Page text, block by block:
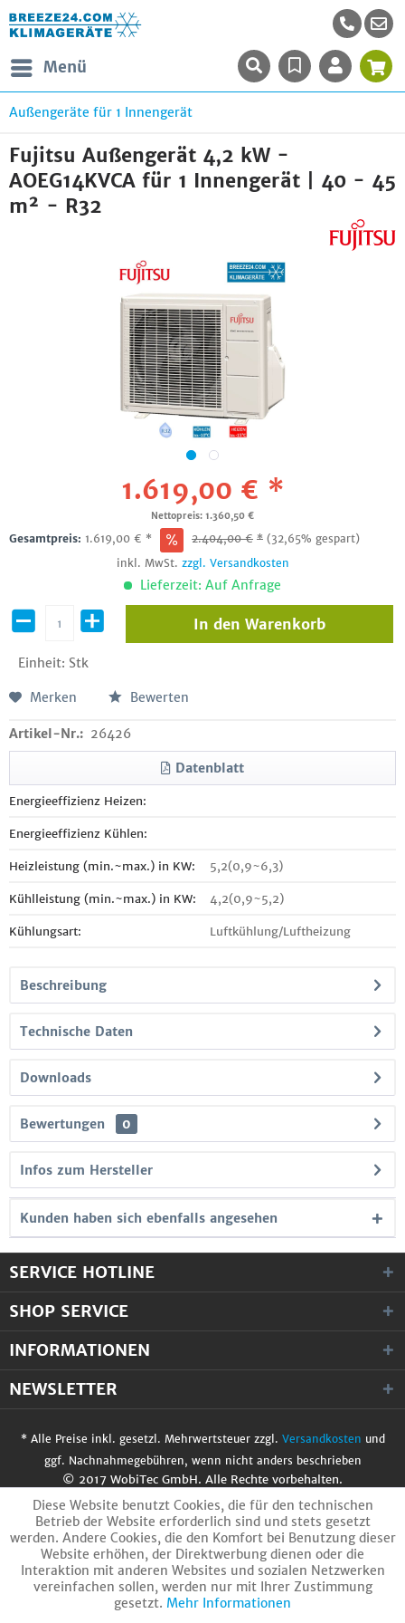
Menü
Außengeräte für 1 Innengerät
Fujitsu Außengerät 4,2 kW -
AOEG14KVCA für 1 Innengerät | 40 - 45
m² - R32
1.619,00 € *
Nettopreis: 1.360,50 €
Gesamtpreis: 1.619,00 € * 2.404,00€ * (32,65% gespart)
inkl. MwSt. zzgl. Versandkosten
Lieferzeit: Auf Anfrage
Einheit: Stk
In den Warenkorb
Merken Bewerten
Artikel-Nr.: 26426
Datenblatt
Energieeffizienz Heizen:
Energieeffizienz Kühlen:
Heizleistung (min.~max.) in KW: 5,2(0,9~6,3)
Kühlleistung (min.~max.) in KW: 4,2(0,9~5,2)
Kühlungsart: Luftkühlung/Luftheizung
Beschreibung
Technische Daten
Downloads
Bewertungen 0
Infos zum Hersteller
Kunden haben sich ebenfalls angesehen
SERVICE HOTLINE
SHOP SERVICE
INFORMATIONEN
NEWSLETTER
* Alle Preise inkl. gesetzl. Mehrwertsteuer zzgl. Versandkosten und
ggf. Nachnahmegebühren, wenn nicht anders beschrieben
© 2017 WobiTec GmbH. Alle Rechte vorbehalten.
Diese Website benutzt Cookies, die für den technischen
Betrieb der Website erforderlich sind und stets gesetzt
werden. Andere Cookies, die den Komfort bei Benutzung dieser
Website erhöhen, der Direktwerbung dienen oder die
Interaktion mit anderen Websites und sozialen Netzwerken
vereinfachen sollen, werden nur mit Ihrer Zustimmung
gesetzt. Mehr Informationen